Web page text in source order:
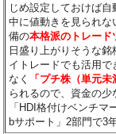
じめ設定しておけば
中に値動きを見られ
備の本格派のトレー
日盛り上がりそうな銘
イトレードでも活用
なく
「プチ株（単元
られるので、資金の
「HDI格付けベンチ
bサポート」2部門で3